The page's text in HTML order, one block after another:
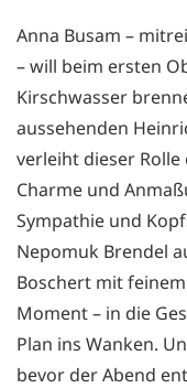
Anna Busam –
– will beim ersten
Kirschwasser
aussehenden
verleiht dieser
Charme und
Sympathie und
Nepomuk Brendel
Boschert mit
Moment – in die
Plan ins Wanken.
bevor der Abend